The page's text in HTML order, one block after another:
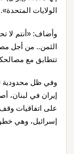
الولايات المتحدة».
وأضاف: «أنتم لا
الثمن.. من أجل
تتطابق مع
وفي ظل محدودية
إيران في لبنان،
على اتفاقيات
إسرائيل، وهي